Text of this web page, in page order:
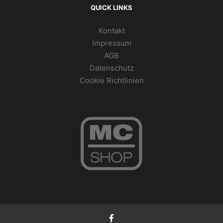
QUICK LINKS
Kontakt
Impressum
AGB
Datenschutz
Cookie Richtlinien